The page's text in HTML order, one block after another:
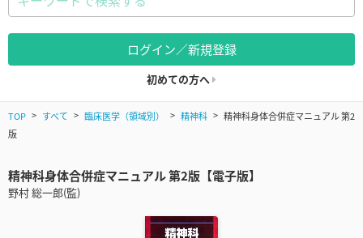
ログイン／新規登録
初めての方へ
TOP すべて 臨床医学（領域別） 精神科
精神科身体合併症マニュアル 第2
版
精神科身体合併症マニュアル 第2版【電子版】
野村 総一郎(監)